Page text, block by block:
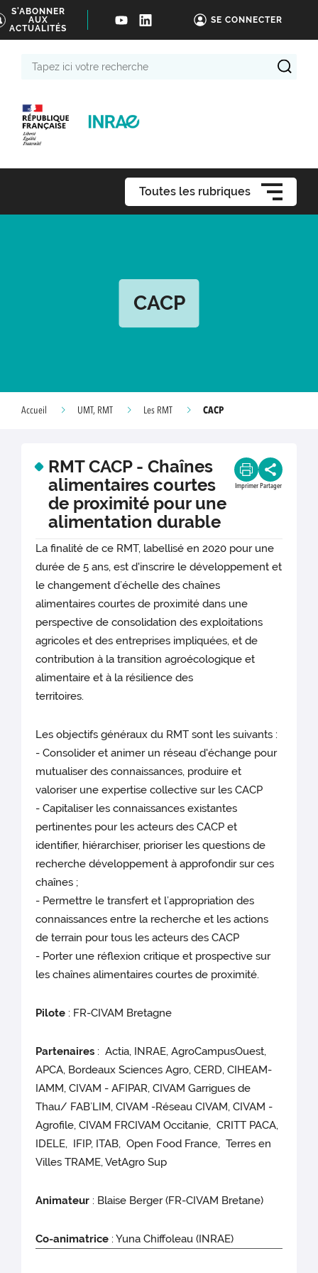
S'ABONNER
AUX
ACTUALITÉS
SE CONNECTER
Toutes les rubriques
CACP
Accueil UMT, RMT Les RMT CACP
RMT CACP - Chaînes
alimentaires courtes
de proximité pour une
alimentation durable
Imprimer Partager
La finalité de ce RMT, labellisé en 2020 pour une
durée de 5 ans, est d'inscrire le développement et
le changement d’échelle des chaînes
alimentaires courtes de proximité dans une
perspective de consolidation des exploitations
agricoles et des entreprises impliquées, et de
contribution à la transition agroécologique et
alimentaire et à la résilience des
Les objectifs généraux du RMT sont les suivants :
- Consolider et animer un réseau d'échange pour
mutualiser des connaissances, produire et
valoriser une expertise collective sur les CACP
- Capitaliser les connaissances existantes
pertinentes pour les acteurs des CACP et
identifier, hiérarchiser, prioriser les questions de
recherche développement à approfondir sur ces
chaînes ;
- Permettre le transfert et l’appropriation des
connaissances entre la recherche et les actions
de terrain pour tous les acteurs des CACP
- Porter une réflexion critique et prospective sur
les chaînes alimentaires courtes de proximité.
Pilote : FR-CIVAM Bretagne
Partenaires : Actia, INRAE, AgroCampusOuest,
APCA, Bordeaux Sciences Agro, CERD, CIHEAM-
IAMM, CIVAM - AFIPAR, CIVAM Garrigues de
Thau/ FAB’LIM, CIVAM -Réseau CIVAM, CIVAM -
Agrofile, CIVAM FRCIVAM Occitanie, CRITT PACA,
IDELE, IFIP, ITAB, Open Food France, Terres en
Villes TRAME, VetAgro Sup
Animateur : Blaise Berger (FR-CIVAM Bretane)
Co-animatrice : Yuna Chiffoleau (INRAE)